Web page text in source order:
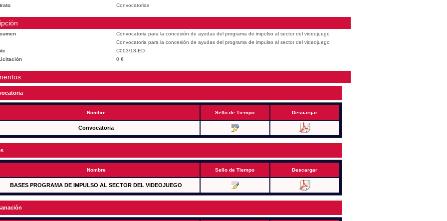
Convocatorias
Convocatoria para la concesión de ayudas del programa de impulso al sector del videojuego
Convocatoria para la concesión de ayudas del programa de impulso al sector del videojuego
C003/18-ED
0 €
Nombre Sello de Tiempo Descargar
Convocatoria
Nombre Sello de Tiempo Descargar
BASES PROGRAMA DE IMPULSO AL SECTOR DEL VIDEOJUEGO